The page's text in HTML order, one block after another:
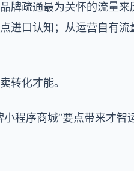
牌疏通最为关怀的流量
进口认知；从运营自有
转化才能。
程序商城”要点带来才智